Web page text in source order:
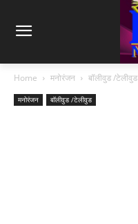
Home मनोरंजन बॉलीवुड /टेलीवुड
मनोरंजन बॉलीवुड /टेलीवुड